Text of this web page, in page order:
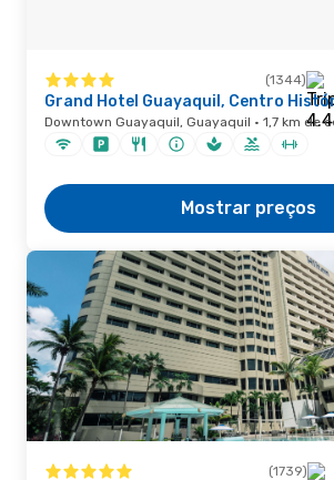
(1344)
Grand Hotel Guayaquil, Centro
Downtown Guayaquil, Guayaquil · 1,7 km de
Mostrar preços
(1739)